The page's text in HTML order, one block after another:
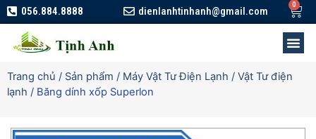
056.884.8888 dienlanhtinhanh@gmail.com
Trang chủ / Sản phẩm / Máy Vật Tư Điện Lạnh / Vật Tư điện
lạnh / Băng dính xốp Superlon